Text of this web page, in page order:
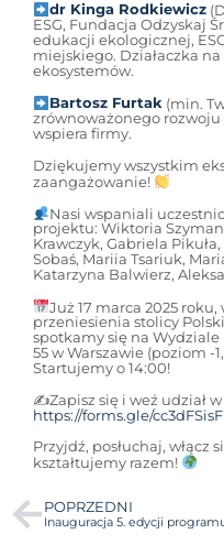
dr Kinga Rodkiewicz
ESG, Fundacja Odzyskaj
edukacji ekologicznej,
miejskiego. Działaczka
ekosystemów.
Bartosz Furtak(min.
zrównoważonego rozwoju
wspiera firmy.
Dziękujemy wszystkim
zaangażowanie!
Nasi wspaniali
projektu: Wiktoria
Krawczyk, Gabriela
Sobaś, Mariia Tsariuk,
Katarzyna Balwierz,
Już 17 marca 2025
przeniesienia stolicy
spotkamy się na
55 w Warszawie (poziom -
Startujemy o 14:00!
✍️Zapisz się i weź udział
https://forms.gle/
Przyjdź, posłuchaj, włącz
kształtujemy razem!
POPRZEDNI